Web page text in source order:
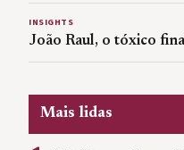
INSIGHTS
João Raul, o tóxico
Mais lidas